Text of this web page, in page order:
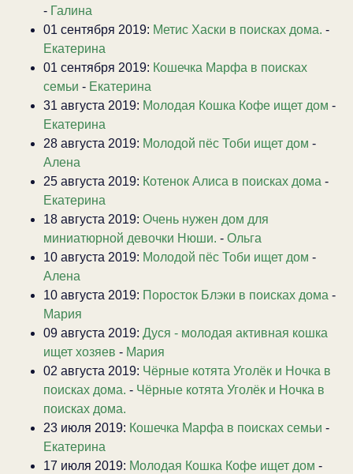
- Галина
01 сентября 2019: Метис Хаски в поисках дома. -
Екатерина
01 сентября 2019: Кошечка Марфа в поисках
семьи - Екатерина
31 августа 2019: Молодая Кошка Кофе ищет дом -
Екатерина
28 августа 2019: Молодой пёс Тоби ищет дом -
Алена
25 августа 2019: Котенок Алиса в поисках дома -
Екатерина
18 августа 2019: Очень нужен дом для
миниатюрной девочки Нюши. - Ольга
10 августа 2019: Молодой пёс Тоби ищет дом -
Алена
10 августа 2019: Поросток Блэки в поисках дома -
Мария
09 августа 2019: Дуся - молодая активная кошка
ищет хозяев - Мария
02 августа 2019: Чёрные котята Уголёк и Ночка в
поисках дома. - Чёрные котята Уголёк и Ночка в
поисках дома.
23 июля 2019: Кошечка Марфа в поисках семьи -
Екатерина
17 июля 2019: Молодая Кошка Кофе ищет дом -